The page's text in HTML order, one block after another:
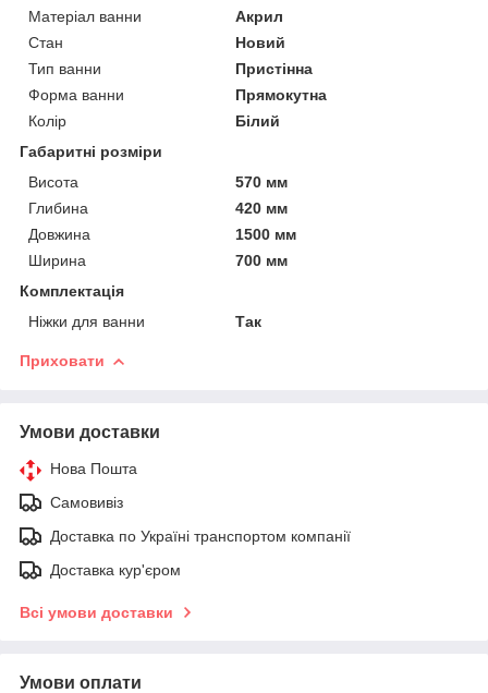
Матеріал ванни
Акрил
Стан
Новий
Тип ванни
Пристінна
Форма ванни
Прямокутна
Колір
Білий
Габаритні розміри
Висота
570 мм
Глибина
420 мм
Довжина
1500 мм
Ширина
700 мм
Комплектація
Ніжки для ванни
Так
Приховати
Умови доставки
Нова Пошта
Самовивіз
Доставка по Україні транспортом компанії
Доставка кур'єром
Всі умови доставки
Умови оплати